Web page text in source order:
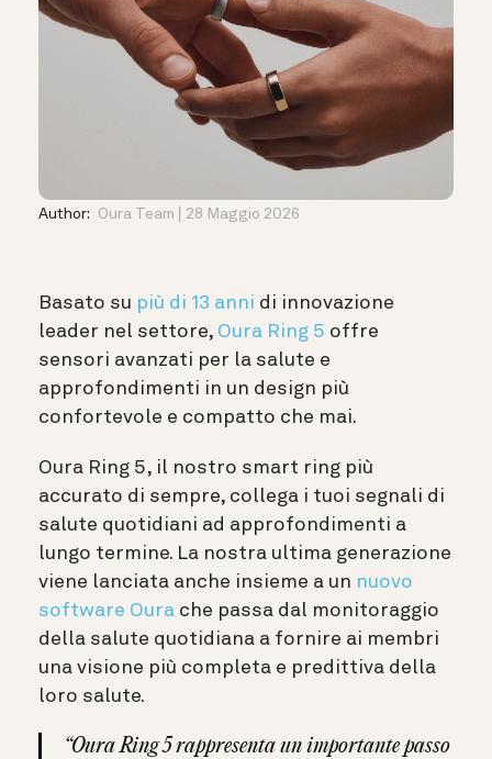
Author: Oura Team 28 Maggio 2026
Basato su più di 13 anni di innovazione
leader nel settore, Oura Ring 5 offre
sensori avanzati per la salute e
approfondimenti in un design più
confortevole e compatto che mai.
Oura Ring 5, il nostro smart ring più
accurato di sempre, collega i tuoi segnali di
salute quotidiani ad approfondimenti a
lungo termine. La nostra ultima generazione
viene lanciata anche insieme a un nuovo
software Oura che passa dal monitoraggio
della salute quotidiana a fornire ai membri
una visione più completa e predittiva della
loro salute.
“Oura Ring 5 rappresenta un importante passo